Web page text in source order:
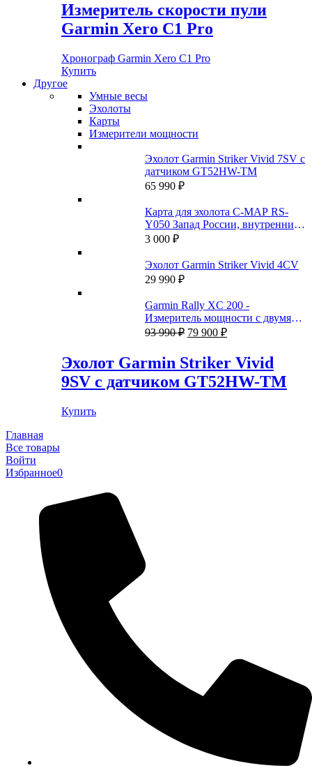
Измеритель скорости пули
Garmin Xero C1 Pro
Хронограф Garmin Xero C1 Pro
Купить
Другое
Умные весы
Эхолоты
Карты
Измерители мощности
Эхолот Garmin Striker Vivid 7SV с
датчиком GT52HW-TM
65 990 ₽
Карта для эхолота C-MAP RS-
Y050 Запад России, внутренние
пути
3 000 ₽
Эхолот Garmin Striker Vivid 4CV
29 990 ₽
Garmin Rally XC 200 -
Измеритель мощности с двумя
датчиками
93 990₽ Первоначальная
составляла
93
990 ₽.
79 900 ₽Текущая
79
900 ₽.
Эхолот Garmin Striker Vivid
9SV с датчиком GT52HW-TM
Купить
Главная
Все товары
Войти
Избранное0